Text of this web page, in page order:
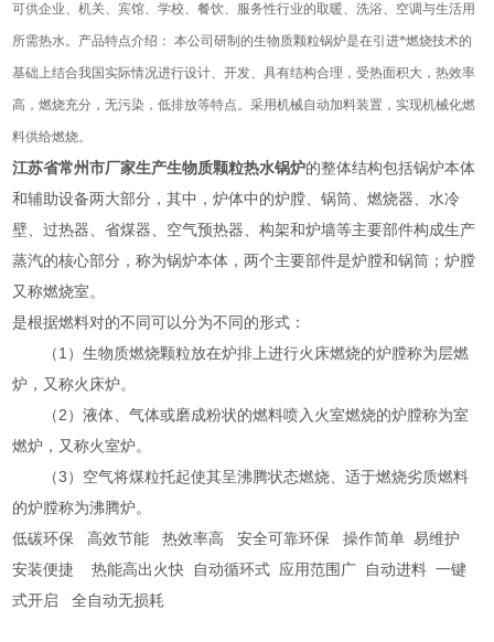
可供企业、机关、宾馆、学校、餐饮、服务性行业的取暖、洗浴、空调与生活用
所需热水。产品特点介绍： 本公司研制的生物质颗粒锅炉是在引进*燃烧技术的
基础上结合我国实际情况进行设计、开发、具有结构合理，受热面积大，热效率
高，燃烧充分，无污染，低排放等特点。采用机械自动加料装置，实现机械化燃
料供给燃烧。
江苏省常州市厂家生产生物质颗粒热水锅炉的整体结构包括锅炉本体
和辅助设备两大部分，其中，炉体中的炉膛、锅筒、燃烧器、水冷
壁、过热器、省煤器、空气预热器、构架和炉墙等主要部件构成生产
蒸汽的核心部分，称为锅炉本体，两个主要部件是炉膛和锅筒；炉膛
又称燃烧室。
是根据燃料对的不同可以分为不同的形式：
（1）生物质燃烧颗粒放在炉排上进行火床燃烧的炉膛称为层燃
炉，又称火床炉。
（2）液体、气体或磨成粉状的燃料喷入火室燃烧的炉膛称为室
燃炉，又称火室炉。
（3）空气将煤粒托起使其呈沸腾状态燃烧、适于燃烧劣质燃料
的炉膛称为沸腾炉。
低碳环保 高效节能 热效率高 安全可靠环保 操作简单 易维护
安装便捷 热能高出火快 自动循环式 应用范围广 自动进料 一键
式开启 全自动无损耗